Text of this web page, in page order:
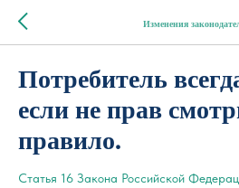
Изменения
Потребитель
если не прав
правило.
Статья 16 Закона Российской